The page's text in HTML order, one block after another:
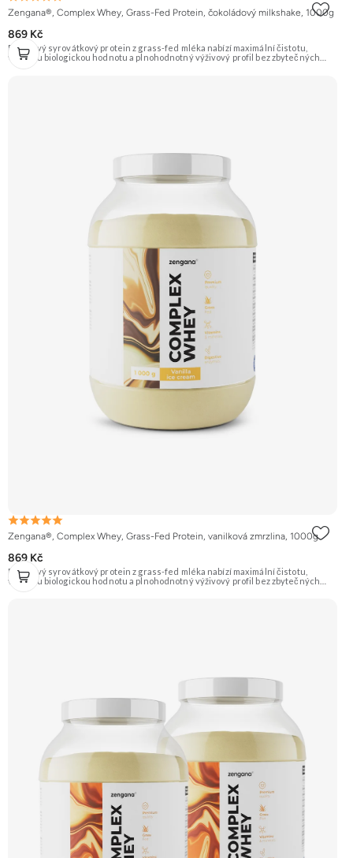
Zengana®, Complex Whey, Grass-Fed Protein, čokoládový milkshake, 1000g
869 Kč
Prémiový syrovátkový protein z grass-fed mléka nabízí maximální čistotu,
vysokou biologickou hodnotu a plnohodnotný výživový profil bez zbytečných
Zengana®, Complex Whey, Grass-Fed Protein, vanilková zmrzlina, 1000g
869 Kč
Prémiový syrovátkový protein z grass-fed mléka nabízí maximální čistotu,
vysokou biologickou hodnotu a plnohodnotný výživový profil bez zbytečných